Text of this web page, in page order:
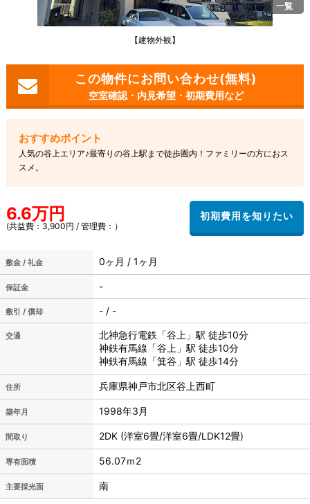
一覧
【建物外観】
空室確認・内見希望・初期費用など
人気の谷上エリア♪最寄りの谷上駅まで徒歩圏内！ファミリーの方におス
スメ。
6.6万円
(共益費：3,900円 / 管理費：）
敷金 / 礼金 0ヶ月 / 1ヶ月
保証金 -
敷引 / 償却 - / -
交通
北神急行電鉄「谷上」駅 徒歩10分
神鉄有馬線「谷上」駅 徒歩10分
神鉄有馬線「箕谷」駅 徒歩14分
住所 兵庫県神戸市北区谷上西町
築年月 1998年3月
間取り 2DK (洋室6畳/洋室6畳/LDK12畳)
専有面積 56.07ｍ2
主要採光面 南